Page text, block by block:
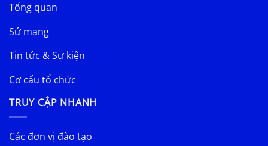
Tổng quan
Sứ mạng
Tin tức & Sự kiện
Cơ cấu tổ chức
TRUY CẬP NHANH
Các đơn vị đào tạo